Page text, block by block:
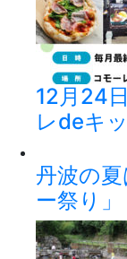
12月24
レdeキ
丹波の
ー祭り」